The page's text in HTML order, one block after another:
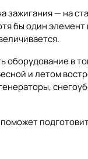
зажигания — на
бы один
оборудование в
и летом